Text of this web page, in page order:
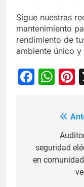
Sigue nuestras
mantenimiento
rendimiento de
ambiente único
entradas
seguridad
en